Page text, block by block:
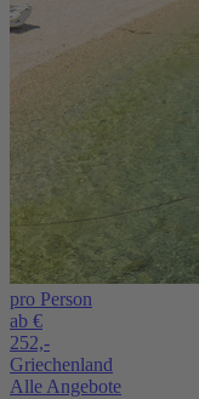
pro Person
ab €
252,-
Griechenland
Alle Angebote